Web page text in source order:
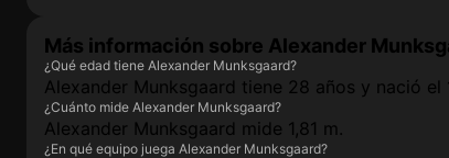
Más información sobre Alexander
¿Qué edad tiene Alexander Munksgaard?
Alexander Munksgaard tiene 28 años y nació el
¿Cuánto mide Alexander Munksgaard?
Alexander Munksgaard mide 1,81 m.
¿En qué equipo juega Alexander Munksgaard?